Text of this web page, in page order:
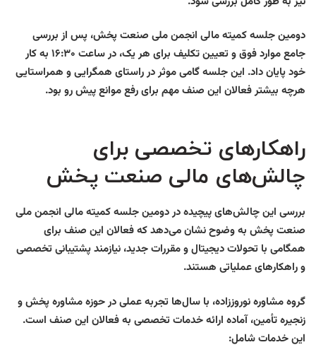
دومین جلسه کمیته مالی انجمن ملی صنعت پخش، پس از بررسی
جامع موارد فوق و تعیین تکلیف برای هر یک، در ساعت ۱۶:۳۰ به کار
خود پایان داد. این جلسه گامی موثر در راستای همگرایی و همراستایی
هرچه بیشتر فعالان این صنف مهم برای رفع موانع پیش رو بود.
راهکارهای تخصصی برای
چالش‌های مالی صنعت پخش
بررسی این چالش‌های پیچیده در دومین جلسه کمیته مالی انجمن ملی
صنعت پخش به وضوح نشان می‌دهد که فعالان این صنف برای
همگامی با تحولات دیجیتال و مقررات جدید، نیازمند پشتیبانی تخصصی
و راهکارهای عملیاتی هستند.
گروه مشاوره نوروززاده، با سال‌ها تجربه عملی در حوزه مشاوره پخش و
زنجیره تأمین، آماده ارائه خدمات تخصصی به فعالان این صنف است.
این خدمات شامل: